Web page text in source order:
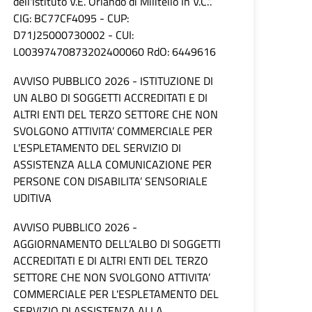
CIG: BC77CF4095 - CUP:
D71J25000730002 - CUI:
L00397470873202400060 RdO: 6449616
AVVISO PUBBLICO 2026 - ISTITUZIONE DI
UN ALBO DI SOGGETTI ACCREDITATI E DI
ALTRI ENTI DEL TERZO SETTORE CHE NON
SVOLGONO ATTIVITA’ COMMERCIALE PER
L'ESPLETAMENTO DEL SERVIZIO DI
ASSISTENZA ALLA COMUNICAZIONE PER
PERSONE CON DISABILITA’ SENSORIALE
UDITIVA
AVVISO PUBBLICO 2026 -
AGGIORNAMENTO DELL’ALBO DI SOGGETTI
ACCREDITATI E DI ALTRI ENTI DEL TERZO
SETTORE CHE NON SVOLGONO ATTIVITA’
COMMERCIALE PER L'ESPLETAMENTO DEL